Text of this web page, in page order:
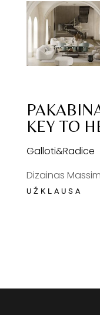
KEY TO
Galloti&Radice
Dizainas